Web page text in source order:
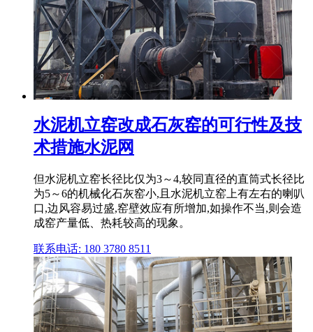
水泥机立窑改成石灰窑的可行性及技
术措施水泥网
但水泥机立窑长径比仅为3～4,较同直径的直筒式长径比
为5～6的机械化石灰窑小,且水泥机立窑上有左右的喇叭
口,边风容易过盛,窑壁效应有所增加,如操作不当,则会造
成窑产量低、热耗较高的现象。
联系电话: 180 3780 8511